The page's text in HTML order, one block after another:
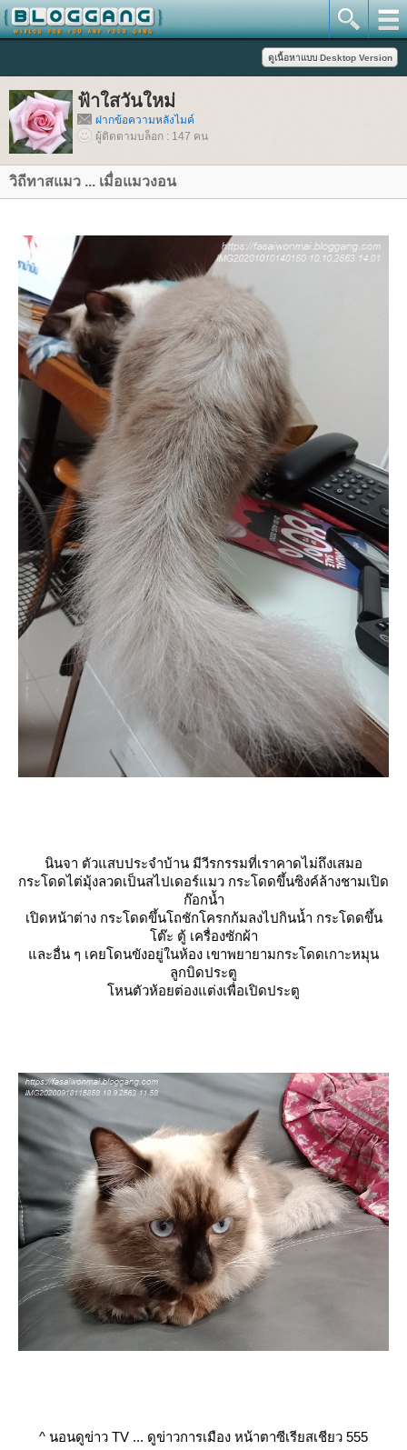
ฟ้าใสวันใหม่
ฝากข้อความหลังไมค์
ผู้ติดตามบล็อก : 147 คน
วิถีทาสแมว ... เมื่อแมวงอน
นินจา ตัวแสบประจำบ้าน มีวีรกรรมที่เราคาดไม่ถึงเสมอ
กระโดดไต่มุ้งลวดเป็นสไปเดอร์แมว กระโดดขึ้นซิงค์ล้างชามเปิด
ก๊อกน้ำ
เปิดหน้าต่าง กระโดดขึ้นโถชักโครกก้มลงไปกินน้ำ กระโดดขึ้น
ต๊ะ ตู้ เครื่องซักผ้า
ละอื่น ๆ เคยโดนขังอยู่ในห้อง เขาพยายามกระโดดเกาะหมุน
ลูกบิดประตู
หนตัวห้อยต่องแต่งเพื่อเปิดประตู
^ นอนดูข่าว TV ... ดูข่าวการเมือง หน้าตาซีเรียสเชียว 555